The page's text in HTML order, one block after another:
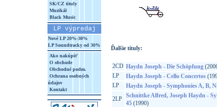
SK/CZ tituly
Muzikál
Black Music
LP výpredaj
Nové LP 20%-30%
LP Soundtracky od 30%
Ako nakúpiť
O obchode
Obchodné podm.
Ochrana osobných
údajov
Kontakt
Ďalšie tituly:
2CD Haydn Joseph - Die Schöpfung
LP
Haydn Joseph - Cello Concertos
LP
Haydn Joseph - Symphonies A, B,
2LP
Schnittke Alfred, Joseph Haydn -
45(1990)